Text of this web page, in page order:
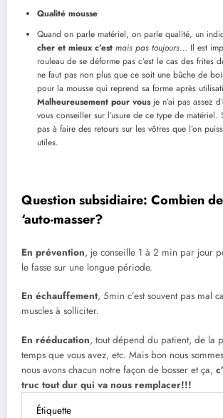
Qualité mousse
Quand on parle matériel, on parle qualité, un
cher et mieux c’est mais pas toujours… Il est
rouleau de se déforme pas c’est le cas des frites
ne faut pas non plus que ce soit une bûche de
pour la mousse qui reprend sa forme après
Malheureusement pour vousje n’ai pas assez
vous conseiller sur l’usure de ce type de matériel.
pas à faire des retours sur les vôtres que l’on
utiles.
Question subsidiaire: Combien
‘auto-masser?
En prévention, je conseille 1 à 2 min par jour
le fasse sur une longue période.
En échauffement, 5min c’est souvent pas mal
muscles à solliciter.
En rééducation, tout dépend du patient, de la
temps que vous avez, etc. Mais bon nous
nous avons chacun notre façon de bosser et ça,
truc tout dur qui va nous remplacer!!!
Étiquette